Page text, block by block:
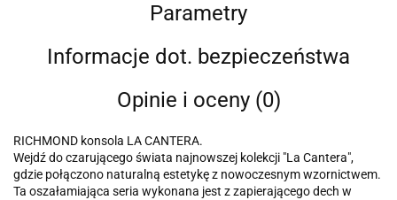
Parametry
Informacje dot. bezpieczeństwa
Opinie i oceny (0)
RICHMOND konsola LA CANTERA.
Wejdź do czarującego świata najnowszej kolekcji "La Cantera",
gdzie połączono naturalną estetykę z nowoczesnym wzornictwem.
Ta oszałamiająca seria wykonana jest z zapierającego dech w